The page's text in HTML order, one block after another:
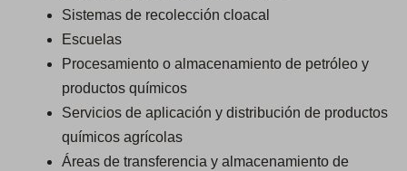
Sistemas de recolección cloacal
Escuelas
Procesamiento o almacenamiento de petróleo y
productos químicos
Servicios de aplicación y distribución de productos
químicos agrícolas
Áreas de transferencia y almacenamiento de